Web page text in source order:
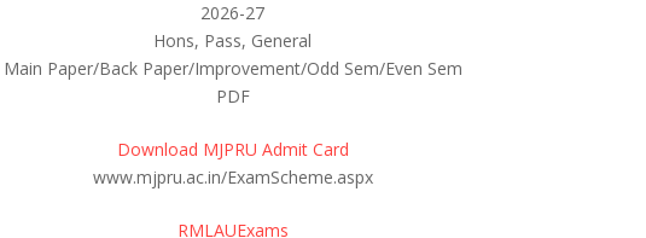
2026-27
Hons, Pass, General
Main Paper/Back Paper/Improvement/Odd Sem/Even Sem
PDF
Download MJPRU Admit Card
www.mjpru.ac.in/ExamScheme.aspx
RMLAUExams